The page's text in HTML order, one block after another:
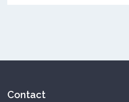
Contact